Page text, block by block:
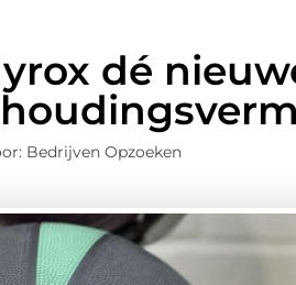
dé
Bedrijven Opzoeken